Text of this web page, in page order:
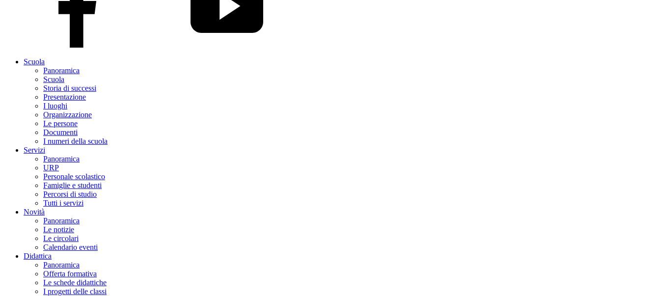
Scuola
Panoramica
Scuola
Storia di successi
Presentazione
I luoghi
Organizzazione
Le persone
Documenti
I numeri della scuola
Servizi
Panoramica
URP
Personale scolastico
Famiglie e studenti
Percorsi di studio
Tutti i servizi
Novità
Panoramica
Le notizie
Le circolari
Calendario eventi
Didattica
Panoramica
Offerta formativa
Le schede didattiche
I progetti delle classi